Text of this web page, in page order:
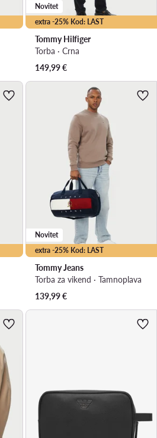
extra -25% Kod: LAST
Novitet
Tommy Hilfiger
Torba · Crna
149,99€
extra -25% Kod: LAST
Novitet
Tommy Jeans
Torba za vikend · Tamnoplava
139,99€